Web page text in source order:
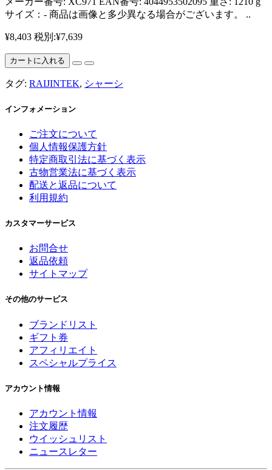
サイズ：- 商品は画像と多少異なる場合がございます。 ..
¥8,403 税別:¥7,639
カートに入れる
タグ: RAIJINTEK, シャーシ
インフォメーション
ご注文について
個人情報保護方針
特定商取引法に基づく表示
古物営業法に基づく表示
配送と返品について
利用規約
カスタマーサービス
お問合せ
返品依頼
サイトマップ
その他のサービス
ブランドリスト
ギフト券
アフィリエイト
スペシャルプライス
アカウント情報
アカウント情報
注文履歴
ウイッシュリスト
ニュースレター